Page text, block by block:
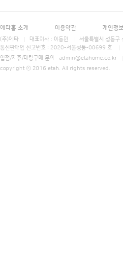
에타홈 소개 이용약관 개인정
(주)에타 대표이사 : 이동민
서울특별시 성동
통신판매업 신고번호 : 2020-서울성동-00699 호
입점/제휴/대량구매 문의 : admin@etahome.co.kr
copyright ⓒ 2016 etah. All rights reserved.